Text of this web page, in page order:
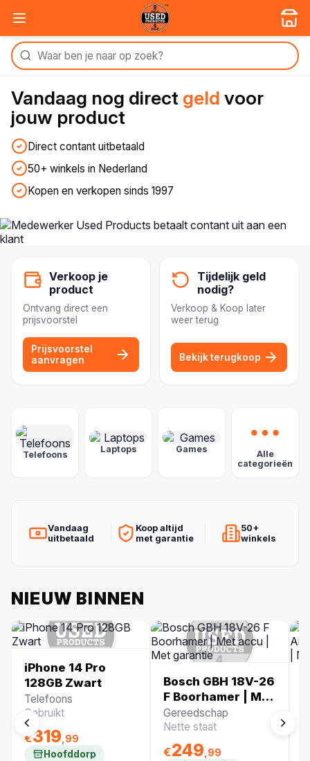
Vandaag nog direct geld voor
jouw product
Direct contant uitbetaald
50+ winkels in Nederland
Kopen en verkopen sinds 1997
Verkoop je
product
Ontvang direct een
prijsvoorstel
Prijsvoorstel
aanvragen
Tijdelijk geld
nodig?
Verkoop & Koop later
weer terug
Bekijk terugkoop
Telefoons
Laptops Games
Alle
categorieën
Vandaag
uitbetaald
Koop altijd
met garantie
50+
winkels
NIEUW BINNEN
iPhone 14 Pro
128GB Zwart
Telefoons
Gebruikt
€319 ,99
Hoofddorp
Bosch GBH 18V-26
F Boorhamer | Met
accu | Met
garantie
Gereedschap
Nette staat
€249 ,99